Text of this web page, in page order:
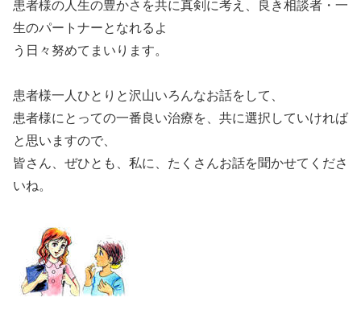
患者様の人生の豊かさを共に真剣に考え、良き相談者・一
生のパートナーとなれるよ
う日々努めてまいります。
患者様一人ひとりと沢山いろんなお話をして、
患者様にとっての一番良い治療を、共に選択していければ
と思いますので、
皆さん、ぜひとも、私に、たくさんお話を聞かせてくださ
いね。